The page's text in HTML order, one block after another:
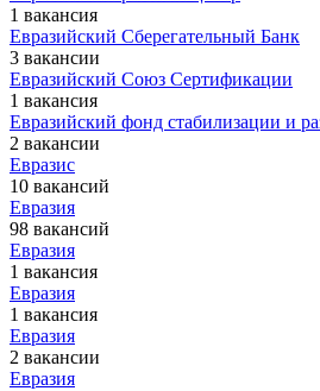
1 вакансия
Евразийский Сберегательный Банк
3 вакансии
Евразийский Союз Сертификации
1 вакансия
Евразийский фонд стабилизации и
2 вакансии
Евразис
10 вакансий
Евразия
98 вакансий
Евразия
1 вакансия
Евразия
1 вакансия
Евразия
2 вакансии
Евразия